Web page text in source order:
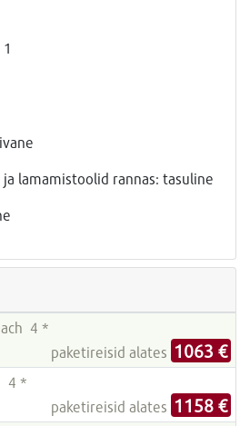
ja lamamistoolid rannas: tasuline
4 *
paketireisid alates 1063 €
4 *
paketireisid alates 1158 €